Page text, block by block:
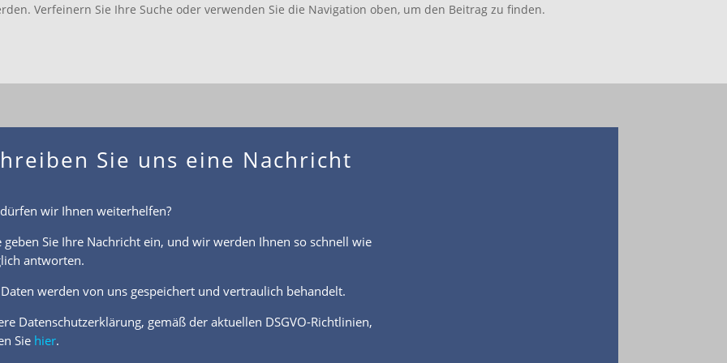
Verfeinern Sie Ihre Suche oder verwenden Sie die Navigation oben, um den Beitrag zu finden.
Sie uns eine Nachricht
wir Ihnen weiterhelfen?
geben Sie Ihre Nachricht ein, und wir werden Ihnen so schnell wie
antworten.
werden von uns gespeichert und vertraulich behandelt.
Datenschutzerklärung, gemäß der aktuellen DSGVO-Richtlinien,
Siehier.